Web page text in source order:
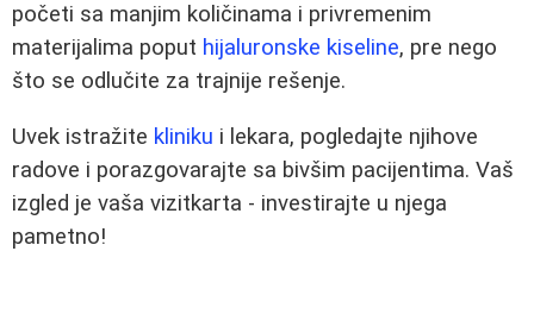
početi sa manjim količinama i privremenim
materijalima poput hijaluronske kiseline, pre nego
što se odlučite za trajnije rešenje.
Uvek istražite kliniku i lekara, pogledajte njihove
radove i porazgovarajte sa bivšim pacijentima. Vaš
izgled je vaša vizitkarta - investirajte u njega
pametno!